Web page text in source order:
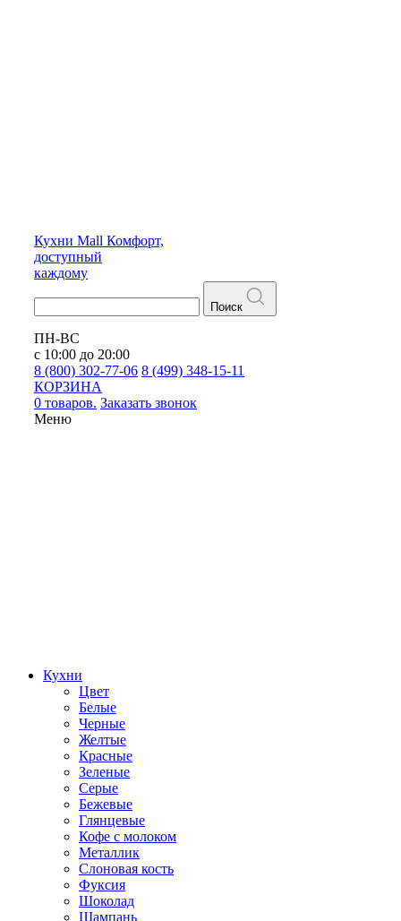
Кухни Mall Комфорт,
доступный
каждому
Поиск
ПН-ВС
с 10:00 до 20:00
8 (800) 302-77-06 8 (499) 348-15-11
КОРЗИНА
0 товаров. Заказать звонок
Меню
Кухни
Цвет
Белые
Черные
Желтые
Красные
Зеленые
Серые
Бежевые
Глянцевые
Кофе с молоком
Металлик
Слоновая кость
Фуксия
Шоколад
Шампань